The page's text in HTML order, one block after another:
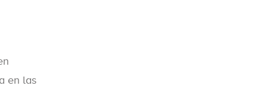
en las